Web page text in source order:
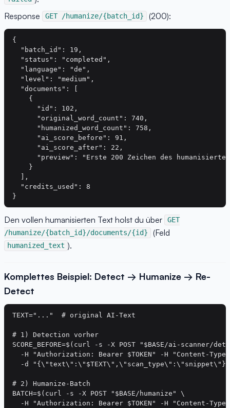
Response
GET /humanize/{batch_id} (200):
{
  "batch_id": 19,
  "status": "completed",
  "language": "de",
  "level": "medium",
  "documents": [
    {
      "id": 102,
      "original_word_count": 740,
      "humanized_word_count": 758,
      "ai_score_before": 91,
      "ai_score_after": 22,
"preview": "Erste 200 Zeichen des
    }
  ],
  "credits_used": 8
Den vollen humanisierten Text holst du über
GET
/humanize/{batch_id}/documents/{id}
(Feld
humanized_text ).
Komplettes Beispiel: Detect → Humanize → Re-
Detect
TEXT="..."  # original AI-Text
# 1) Detection vorher
SCORE_BEFORE=$(curl -s -X POST "$BASE/ai-scanner/
-H "Authorization: Bearer $TOKEN" -H "Content-
-d
# 2) Humanize-Batch
BATCH=$(curl -s -X POST "$BASE/humanize" \
-H "Authorization: Bearer $TOKEN" -H "Content-